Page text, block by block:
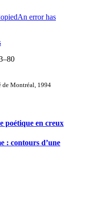
An error has
de Montréal, 1994
poétique en creux
: contours d’une